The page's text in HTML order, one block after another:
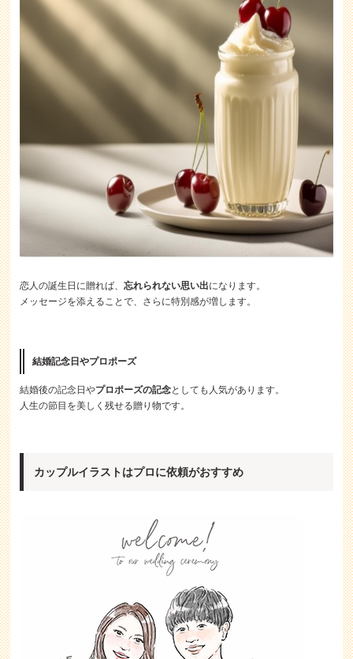
恋人の誕生日に贈れば、忘れられない思い出になります。
メッセージを添えることで、さらに特別感が増します。
結婚記念日やプロポーズ
結婚後の記念日やプロポーズの記念としても人気があります。
人生の節目を美しく残せる贈り物です。
カップルイラストはプロに依頼がおすすめ